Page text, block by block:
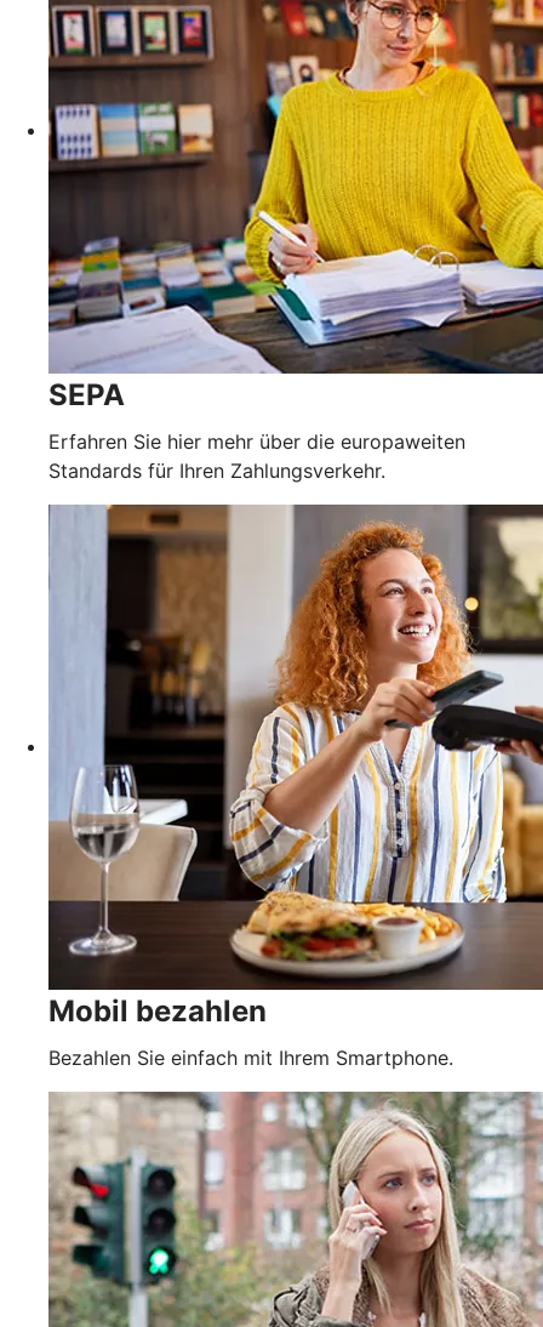
SEPA
Erfahren Sie hier mehr über die europaweiten
Standards für Ihren Zahlungsverkehr.
Mobil bezahlen
Bezahlen Sie einfach mit Ihrem Smartphone.